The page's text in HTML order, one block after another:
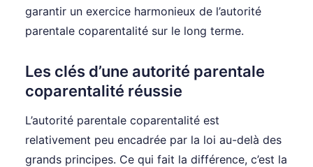
garantir un exercice harmonieux de l’autorité
parentale coparentalité sur le long terme.
Les clés d’une autorité parentale
coparentalité réussie
L’autorité parentale coparentalité est
relativement peu encadrée par la loi au-delà des
grands principes. Ce qui fait la différence, c’est la